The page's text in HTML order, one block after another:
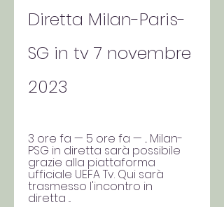
Diretta Milan-Paris-
SG in tv 7 novembre
2023
3 ore fa — 5 ore fa — ... Milan-
PSG in diretta sarà possibile
grazie alla piattaforma
ufficiale UEFA Tv. Qui sarà
trasmesso l'incontro in
diretta ...